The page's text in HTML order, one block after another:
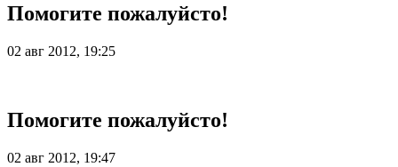
Помогите пожалуйсто!
02 авг 2012, 19:25
Помогите пожалуйсто!
02 авг 2012, 19:47